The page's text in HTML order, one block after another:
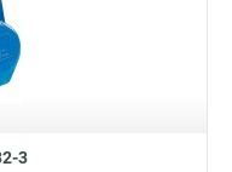
1-0м
1-0м
1-0м
3